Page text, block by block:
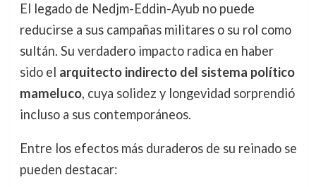
El legado de Nedjm-Eddin-Ayub no puede
reducirse a sus campañas militares o su rol como
sultán. Su verdadero impacto radica en haber
sido el arquitecto indirecto del sistema político
mameluco, cuya solidez y longevidad sorprendió
incluso a sus contemporáneos.
Entre los efectos más duraderos de su reinado se
pueden destacar: